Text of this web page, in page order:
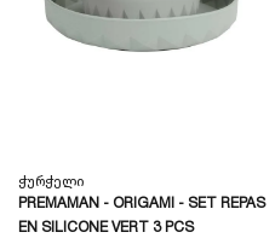
Ჭურჭელი
PREMAMAN - ORIGAMI - SET REPAS
EN SILICONE VERT 3 PCS